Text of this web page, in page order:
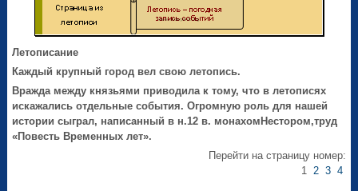
Летописание
Каждый крупный город вел свою летопись.
Вражда между князьями приводила к тому, что в летописях
искажались отдельные события. Огромную роль для нашей
истории сыграл, написанный в н.12 в. монахом Нестором,труд
«Повесть Временных лет».
Перейти на страницу номер:
1 2 3 4